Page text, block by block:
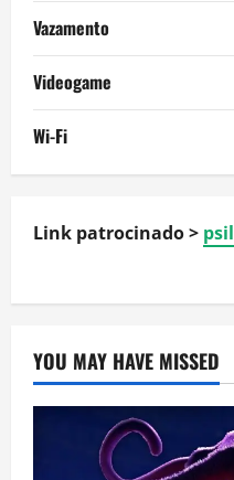
Vazamento
Videogame
Wi-Fi
Link patrocinado >
YOU MAY HAVE MISSED